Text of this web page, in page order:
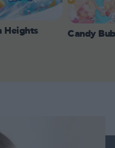
Heights Candy